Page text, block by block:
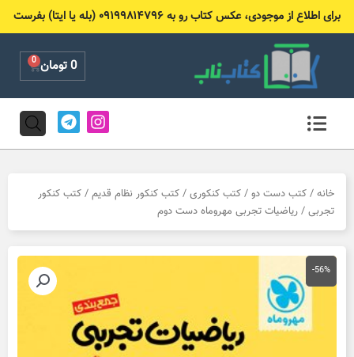
برای اطلاع از موجودی، عکس کتاب رو به ۰۹۱۹۹۸۱۴۷۹۶ (بله یا ایتا) بفرست
0تومان 0
Cart
I
n
s
g
a
T
e
l
r
m
خانه / کتب دست دو / کتب کنکوری / کتب کنکور نظام قدیم / کتب کنکور
تجربی / ریاضیات تجربی مهروماه دست دوم
-56%